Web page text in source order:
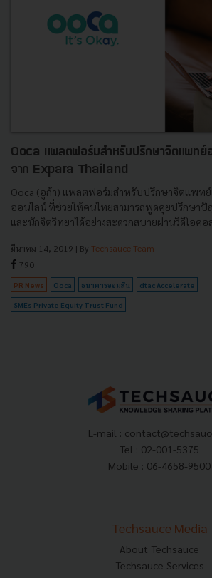
Ooca แพลตฟอร์มสำหรับปรึกษาจิตแพทย์
จาก Expara Thailand
Ooca (อูก้า) แพลตฟอร์มสำหรับปรึกษาจิตแพท
ออนไลน์ ที่ช่วยให้คนไทยสามารถพูดคุยปรึกษา
และนักจิตวิทยาได้อย่างสะดวกสบายผ่านวีดีโอคอล
มีนาคม 14, 2019 | By Techsauce Team
790
PR News Ooca ธนาคารออมสิน dtac Accelerate
SMEs Private Equity Trust Fund
E-mail :
Tel : 02-001-5375
Mobile : 06-4658-9500
Techsauce Media
About Techsauce
Techsauce Services